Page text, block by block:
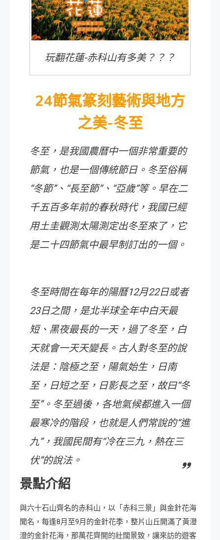
玩翻花蓮-赤科山有多美？？？
24節氣篆刻藝術與地方
之美-冬至
冬至，是我國農曆中一個非常重要的
節氣，也是一個傳統節日。冬至俗稱
“冬節”、“長至節”、“亞歲”等。早在二
千五百多年前的春秋時代，我國已經
用土圭觀測太陽測定出冬至來了，它
是二十四節氣中最早制訂出的一個。
冬至時間在每年的陽曆12月22日或者
23日之間，是北半球全年中白天最
短、黑夜最長的一天，過了冬至，白
天就會一天天變長。古人對冬至的說
法是：陰極之至，陽氣始生，日南
至，日短之至，日影長之至，故曰“冬
至”。冬至過後，各地氣候都進入一個
最寒冷的階段，也就是人們常說的“進
九”，我國民間有“冷在三九，熱在三
伏”的說法。
景點介紹
與六十石山齊名的赤科山，以「赤科三景」與金針花海
聞名，每逢8月至9月的金針花季，整片山丘開滿了黃澄
澄的金針花海，那萬花齊開的壯闊景致，讓來訪的遊客